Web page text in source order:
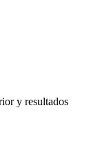
y resultados